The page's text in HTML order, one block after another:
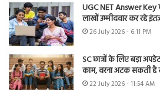
UGC NET Answer Key
लाखों उम्मीदवार कर रहे
26 July 2026 - 6:11 PM
SC छात्रों के लिए बड़ा
काम, वरना अटक सकती है
22 July 2026 - 11:54 AM